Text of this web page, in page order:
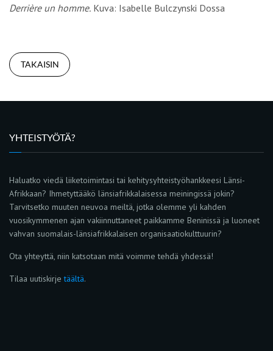
Derrière un homme. Kuva: Isabelle Bulczynski Dossa
TAKAISIN
YHTEISTYÖTÄ?
Haluatko viedä liiketoimintasi tai kehitysyhteistyöhankkeesi Länsi-
Afrikkaan? Ihmetyttääkö länsiafrikkalaisessa meiningissä jokin?
Tarvitsetko muuten neuvoa meiltä, jotka olemme yli kahden
vuosikymmenen ajan vakiinnuttaneet paikkamme Beninissä ja luoneet
vahvan suomalais-länsiafrikkalaisen organisaatiokulttuurin?
Ota yhteyttä, niin katsotaan mitä voimme tehdä yhdessä!
Tilaa uutiskirjetäältä.